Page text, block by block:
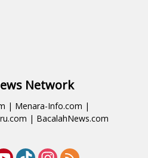
Network
| Menara-Info.com |
| BacalahNews.com